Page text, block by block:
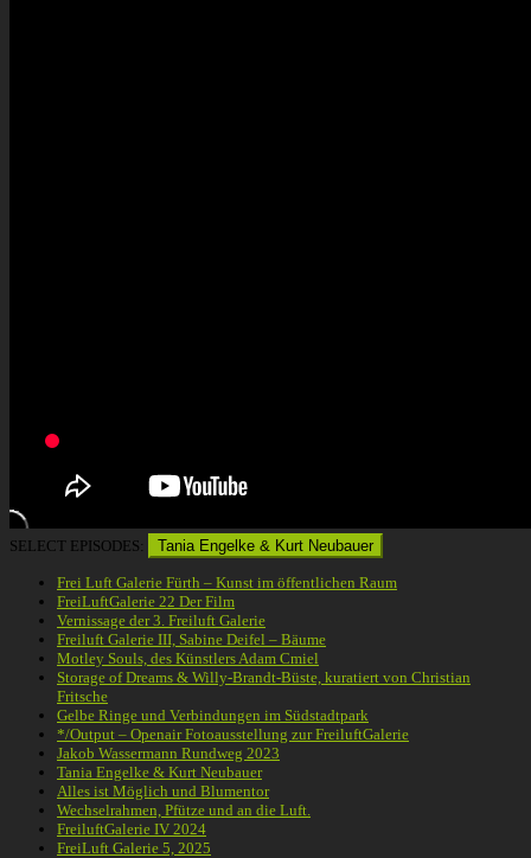
SELECT EPISODES: Tania Engelke & Kurt Neubauer
Frei Luft Galerie Fürth – Kunst im öffentlichen Raum
FreiLuftGalerie 22 Der Film
Vernissage der 3. Freiluft Galerie
Freiluft Galerie III, Sabine Deifel – Bäume
Motley Souls, des Künstlers Adam Cmiel
Storage of Dreams & Willy-Brandt-Büste, kuratiert von Christian
Fritsche
Gelbe Ringe und Verbindungen im Südstadtpark
*/Output – Openair Fotoausstellung zur FreiluftGalerie
Jakob Wassermann Rundweg 2023
Tania Engelke & Kurt Neubauer
Alles ist Möglich und Blumentor
Wechselrahmen, Pfütze und an die Luft.
FreiluftGalerie IV 2024
FreiLuft Galerie 5, 2025